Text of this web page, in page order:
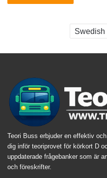
Teori Buss erbjuder en effektiv
dig inför teoriprovet för körkort D
uppdaterade frågebanker som är
och föreskrifter.